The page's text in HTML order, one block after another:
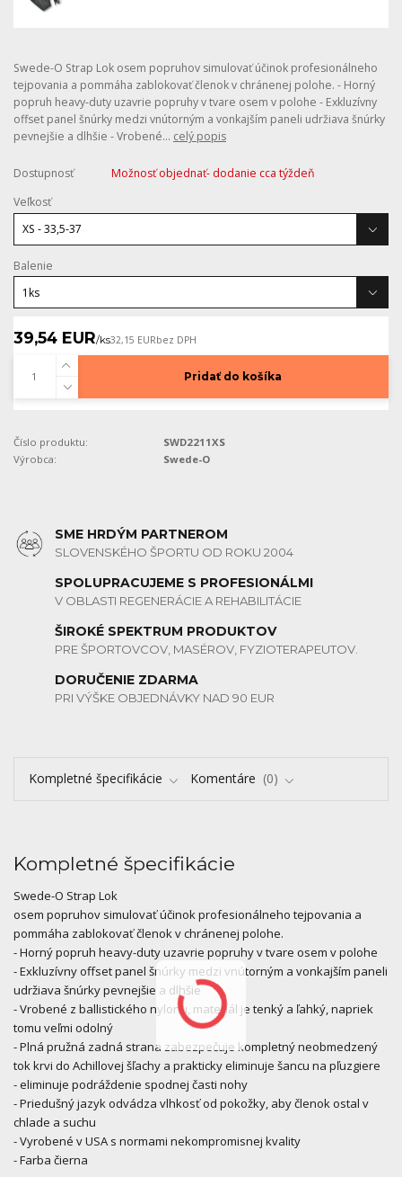
Swede-O Strap Lok osem popruhov simulovať účinok profesionálneho
tejpovania a pommáha zablokovať členok v chránenej polohe. - Horný
popruh heavy-duty uzavrie popruhy v tvare osem v polohe - Exkluzívny
offset panel šnúrky medzi vnútorným a vonkajším paneli udržiava šnúrky
pevnejšie a dlhšie - Vrobené... celý popis
Dostupnosť
Možnosť objednať- dodanie cca týždeň
Veľkosť
Balenie
39,54 EUR/ks32,15 EURbez DPH
Pridať do košíka
Číslo produktu:
SWD2211XS
Výrobca:
Swede-O
SME HRDÝM PARTNEROM
SLOVENSKÉHO ŠPORTU OD ROKU 2004
SPOLUPRACUJEME S PROFESIONÁLMI
V OBLASTI REGENERÁCIE A REHABILITÁCIE
ŠIROKÉ SPEKTRUM PRODUKTOV
PRE ŠPORTOVCOV, MASÉROV, FYZIOTERAPEUTOV.
DORUČENIE ZDARMA
PRI VÝŠKE OBJEDNÁVKY NAD 90 EUR
Kompletné špecifikácie Komentáre 0
Kompletné špecifikácie
Swede-O Strap Lok
osem popruhov simulovať účinok profesionálneho tejpovania a
pommáha zablokovať členok v chránenej polohe.
- Horný popruh heavy-duty uzavrie popruhy v tvare osem v polohe
- Exkluzívny offset panel šnúrky medzi vnútorným a vonkajším paneli
udržiava šnúrky pevnejšie a dlhšie
- Vrobené z ballistického nylonu, materiál je tenký a ľahký, napriek
tomu veľmi odolný
- Plná pružná zadná strana zabezpečuje kompletný neobmedzený
tok krvi do Achillovej šľachy a prakticky eliminuje šancu na pľuzgiere
- eliminuje podráždenie spodnej časti nohy
- Priedušný jazyk odvádza vlhkosť od pokožky, aby členok ostal v
chlade a suchu
- Vyrobené v USA s normami nekompromisnej kvality
- Farba čierna